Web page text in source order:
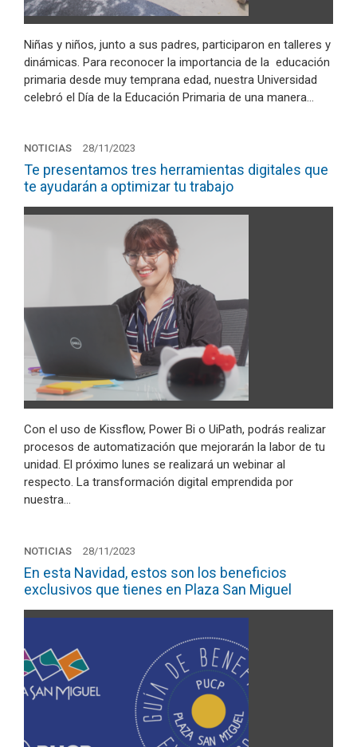
Niñas y niños, junto a sus padres, participaron en talleres y
dinámicas. Para reconocer la importancia de la educación
primaria desde muy temprana edad, nuestra Universidad
celebró el Día de la Educación Primaria de una manera…
NOTICIAS 28/11/2023
Te presentamos tres herramientas digitales que
te ayudarán a optimizar tu trabajo
Con el uso de Kissflow, Power Bi o UiPath, podrás realizar
procesos de automatización que mejorarán la labor de tu
unidad. El próximo lunes se realizará un webinar al
respecto. La transformación digital emprendida por
nuestra…
NOTICIAS 28/11/2023
En esta Navidad, estos son los beneficios
exclusivos que tienes en Plaza San Miguel